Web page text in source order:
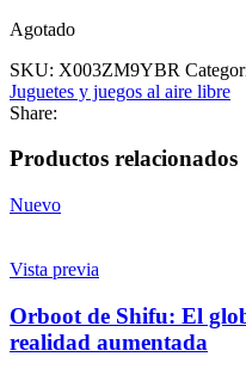
Agotado
SKU: X003ZM9YBR
Juguetes y juegos al aire libre
Share:
Productos relacionados
Nuevo
Vista previa
Orboot de Shifu: El
realidad aumentada